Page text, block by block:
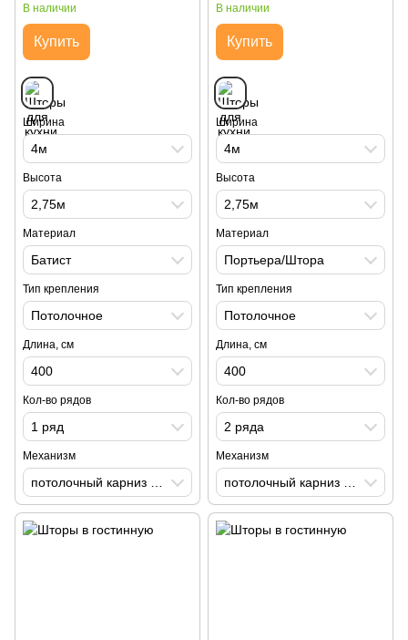
В наличии
Купить
Ширина
4м
Высота
2,75м
Материал
Батист
Тип крепления
Потолочное
Длина, см
400
Кол-во рядов
1 ряд
Механизм
В наличии
Купить
Ширина
4м
Высота
2,75м
Материал
Портьера/Штора
Тип крепления
Потолочное
Длина, см
400
Кол-во рядов
2 ряда
Механизм